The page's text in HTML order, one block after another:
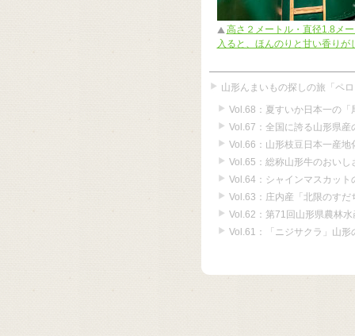
高さ２メートル・直径1.8メ
入ると、ほんのりと甘い香り
山形んまいもの探しの旅「ペ
Vol.68：夏すいか日本一の「
Vol.67：全国に誇る山形県産
Vol.66：山形枝豆日本一産地
Vol.65：総称山形牛のおいし
Vol.64：シャインマスカッ
Vol.63：庄内産「北限のすだ
Vol.62：第71回山形県農林水
Vol.61：「ニジサクラ」山形